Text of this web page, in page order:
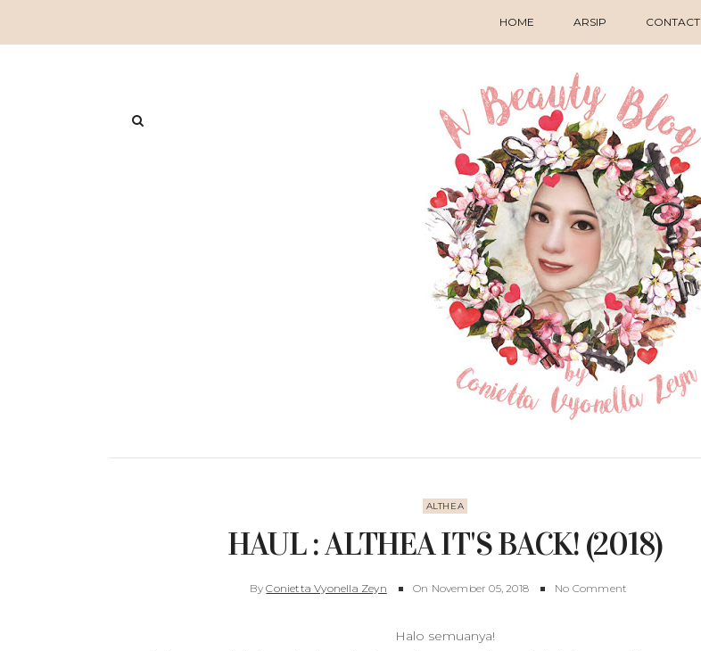
HOME ARSIP CONTACT
ALTHEA
HAUL : ALTHEA IT'S BACK! (2018)
By Conietta Vyonella Zeyn On November 05, 2018 No Comment
Halo semuanya!